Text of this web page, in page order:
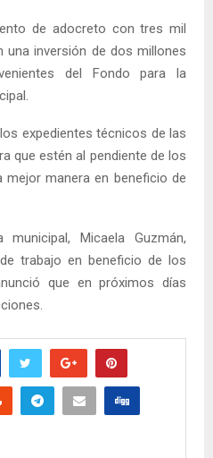
de adocreto con tres mil
inversión de dos millones
del Fondo para la
expedientes técnicos de las
que estén al pendiente de los
manera en beneficio de
Micaela Guzmán,
trabajo en beneficio de los
que en próximos días